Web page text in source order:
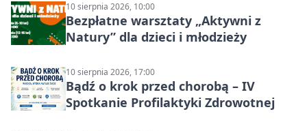
10 sierpnia 2026, 10:00
Bezpłatne warsztaty „Aktywni z
Natury” dla dzieci i młodzieży
10 sierpnia 2026, 17:00
Bądź o krok przed chorobą – IV
Spotkanie Profilaktyki Zdrowotnej